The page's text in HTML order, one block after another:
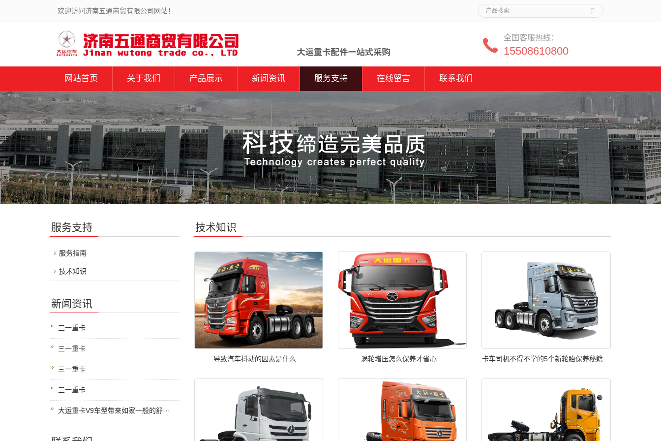
欢迎访问济南五通商贸有限公司网站！
全国客服热线：
15508610800
网站首页 关于我们 产品展示 新闻资讯 服务支持 在线留言 联系我们
技术知识
导致汽车抖动的因素是什么 涡轮增压怎么保养才省心 卡车司机不得不学的5个新轮胎保养秘籍
服务支持
服务指南
技术知识
新闻资讯
三一重卡
三一重卡
三一重卡
三一重卡
大运重卡V9车型带来如家一般的舒···